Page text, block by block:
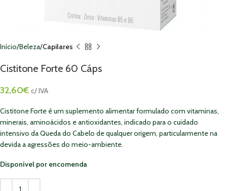
Início Beleza Capilares
Cistitone Forte 60 Cáps
32,60€ c/ IVA
Cistitone Forte é um suplemento alimentar formulado com vitaminas,
minerais, aminoácidos e antioxidantes, indicado para o cuidado
intensivo da Queda do Cabelo de qualquer origem, particularmente na
devida a agressões do meio-ambiente.
Disponível por encomenda